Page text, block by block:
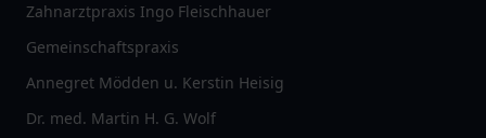
Zahnarztpraxis Ingo Fleischhauer
Gemeinschaftspraxis
Annegret Mödden u. Kerstin Heisig
Dr. med. Martin H. G. Wolf